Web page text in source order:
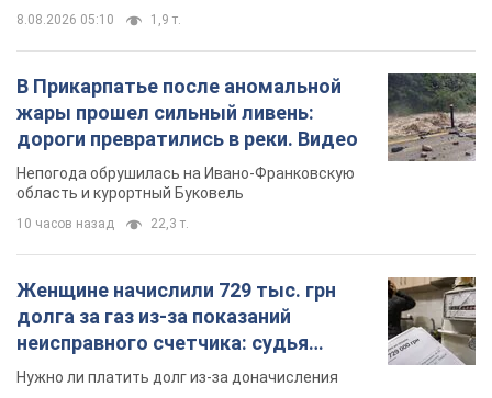
8.08.2026 05:10 1,9 т.
В Прикарпатье после аномальной
жары прошел сильный ливень:
дороги превратились в реки. Видео
Непогода обрушилась на Ивано-Франковскую
область и курортный Буковель
10 часов назад 22,3 т.
Женщине начислили 729 тыс. грн
долга за газ из-за показаний
неисправного счетчика: судья
вынес неожиданное решение
Нужно ли платить долг из-за доначисления